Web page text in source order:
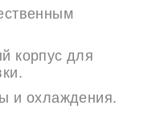
корпус для
и охлаждения.